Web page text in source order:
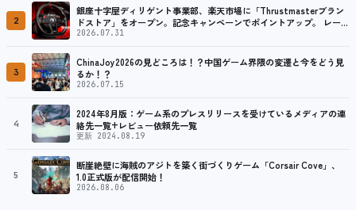
2
銀座十字屋ディリゲント事業部、楽天市場に「Thrustmasterブラン
ドストア」をオープン。記念キャンペーンでポイントアップ。 レーシ
ング／フライトシム向けコントローラーを中心に、幅広くラインナッ
2026.07.31
3
ChinaJoy2026の見どころは！？中国ゲーム界隈の変遷と今をどう見
るか！？
2026.07.15
4
2024年8月版：ゲーム系のプレスリリースを受けているメディアの連
絡先一覧+レビュー依頼先一覧
更新 2024.08.19
5
断崖絶壁に海賊のアジトを築く街づくりゲーム「Corsair Cove」、
1.0正式版が配信開始！
2026.08.06